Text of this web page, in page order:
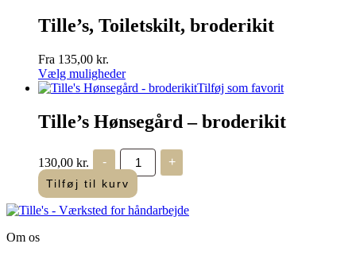
har
flere
Mulighederne
kan
vælges
varesiden
Tille’s, Toiletskilt, broderikit
Fra 135,00 kr.
Vælg muligheder
Dette
har
flere
Mulighederne
kan
vælges
på
varesiden
Tilføj som favorit
Tille’s Hønsegård – broderikit
130,00 kr. -
Tille's
Hønsegård
-
broderikit
antal
+
Tilføj til kurv
Om os